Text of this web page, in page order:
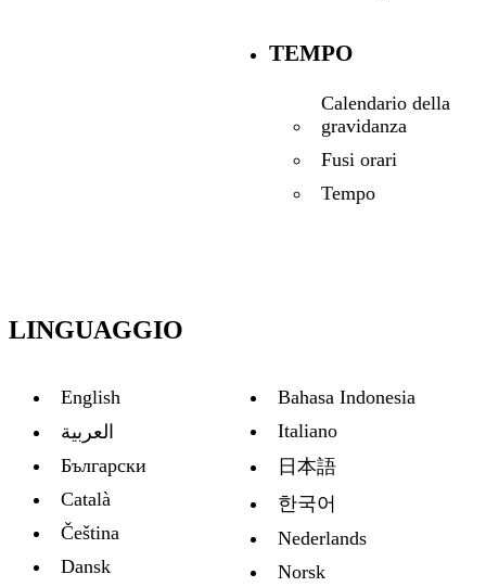
TEMPO
Calendario della
gravidanza
Fusi orari
Tempo
LINGUAGGIO
English
العربية
Български
Català
Čeština
Dansk
Bahasa Indonesia
Italiano
日本語
한국어
Nederlands
Norsk